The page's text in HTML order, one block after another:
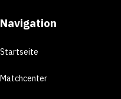
Navigation
Startseite
Matchcenter